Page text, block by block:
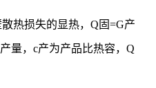
热损失的显热，Q固=G产
量，c产为产品比热容，Q